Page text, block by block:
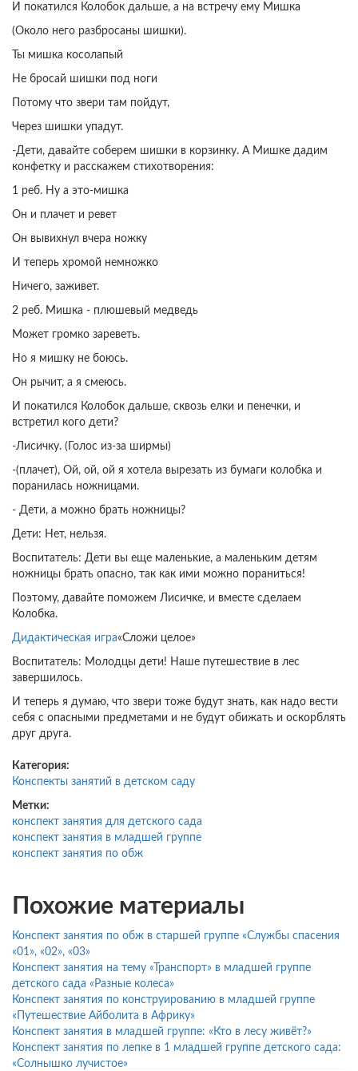
И покатился Колобок дальше, а на встречу ему Мишка
(Около него разбросаны шишки).
Ты мишка косолапый
Не бросай шишки под ноги
Потому что звери там пойдут,
Через шишки упадут.
-Дети, давайте соберем шишки в корзинку. А Мишке дадим
конфетку и расскажем стихотворения:
1 реб. Ну а это-мишка
Он и плачет и ревет
Он вывихнул вчера ножку
И теперь хромой немножко
Ничего, заживет.
2 реб. Мишка - плюшевый медведь
Может громко зареветь.
Но я мишку не боюсь.
Он рычит, а я смеюсь.
И покатился Колобок дальше, сквозь елки и пенечки, и
встретил кого дети?
-Лисичку. (Голос из-за ширмы)
-(плачет), Ой, ой, ой я хотела вырезать из бумаги колобка и
поранилась ножницами.
- Дети, а можно брать ножницы?
Дети: Нет, нельзя.
Воспитатель: Дети вы еще маленькие, а маленьким детям
ножницы брать опасно, так как ими можно пораниться!
Поэтому, давайте поможем Лисичке, и вместе сделаем
Колобка.
Дидактическая игра«Сложи целое»
Воспитатель: Молодцы дети! Наше путешествие в лес
завершилось.
И теперь я думаю, что звери тоже будут знать, как надо вести
себя с опасными предметами и не будут обижать и оскорблять
друг друга.
Категория:
Конспекты занятий в детском саду
Метки:
конспект занятия для детского сада
конспект занятия в младшей группе
конспект занятия по обж
Похожие материалы
Конспект занятия по обж в старшей группе «Службы спасения
«01», «02», «03»
Конспект занятия на тему «Транспорт» в младшей группе
детского сада «Разные колеса»
Конспект занятия по конструированию в младшей группе
«Путешествие Айболита в Африку»
Конспект занятия в младшей группе: «Кто в лесу живёт?»
Конспект занятия по лепке в 1 младшей группе детского сада:
«Солнышко лучистое»